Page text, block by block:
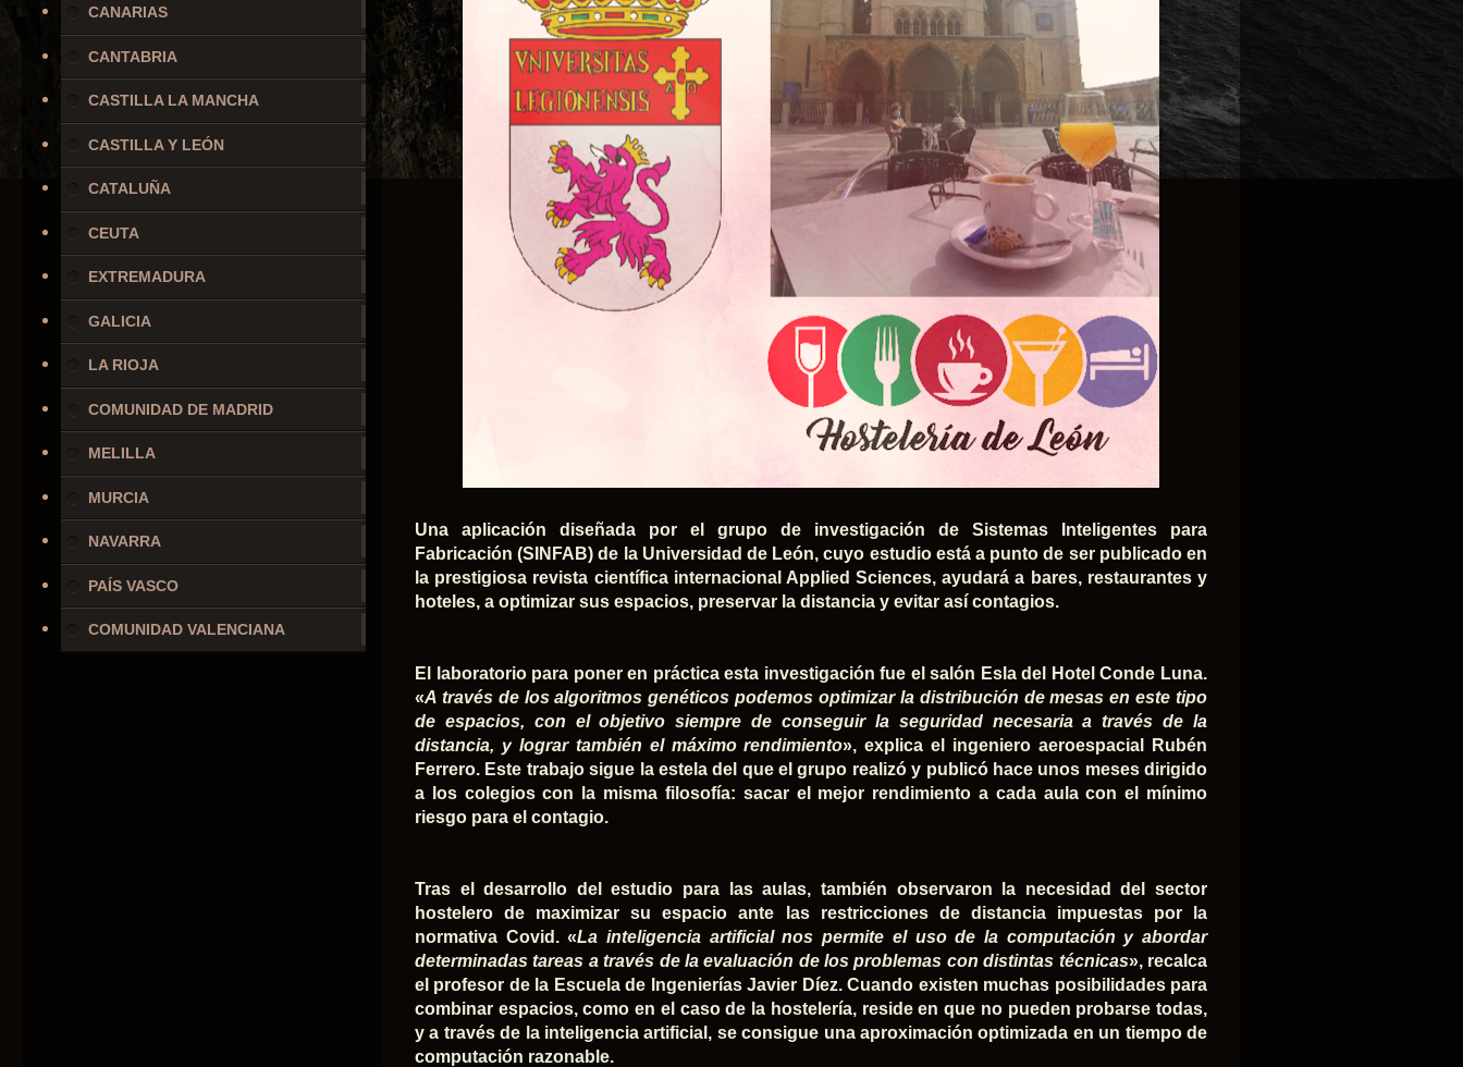
Una aplicación diseñada por el grupo de investigación de Sistemas Inteligentes para
Fabricación (SINFAB) de la Universidad de León, cuyo estudio está a punto de ser publicado en
la prestigiosa revista científica internacional Applied Sciences, ayudará a bares, restaurantes y
hoteles, a optimizar sus espacios, preservar la distancia y evitar así contagios.
El laboratorio para poner en práctica esta investigación fue el salón Esla del Hotel Conde Luna.
«A través de los algoritmos genéticos podemos optimizar la distribución de mesas en este tipo
de espacios, con el objetivo siempre de conseguir la seguridad necesaria a través de la
distancia, y lograr también el máximo rendimiento», explica el ingeniero aeroespacial Rubén
Ferrero. Este trabajo sigue la estela del que el grupo realizó y publicó hace unos meses dirigido
a los colegios con la misma filosofía: sacar el mejor rendimiento a cada aula con el mínimo
riesgo para el contagio.
Tras el desarrollo del estudio para las aulas, también observaron la necesidad del sector
hostelero de maximizar su espacio ante las restricciones de distancia impuestas por la
normativa Covid. «La inteligencia artificial nos permite el uso de la computación y abordar
determinadas tareas a través de la evaluación de los problemas con distintas técnicas», recalca
el profesor de la Escuela de Ingenierías Javier Díez. Cuando existen muchas posibilidades para
combinar espacios, como en el caso de la hostelería, reside en que no pueden probarse todas,
y a través de la inteligencia artificial, se consigue una aproximación optimizada en un tiempo de
computación razonable.
CANARIAS
CANTABRIA
CASTILLA LA MANCHA
CASTILLA Y LEÓN
CATALUÑA
CEUTA
EXTREMADURA
GALICIA
LA RIOJA
COMUNIDAD DE MADRID
MELILLA
MURCIA
NAVARRA
PAÍS VASCO
COMUNIDAD VALENCIANA